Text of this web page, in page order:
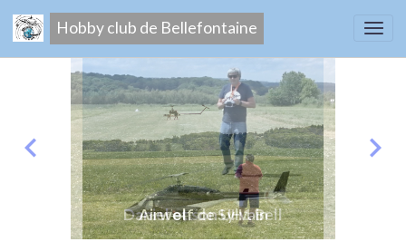
Hobby club de Bellefontaine
Daniel et son UH1 Bell
Airwolf de Sylvain